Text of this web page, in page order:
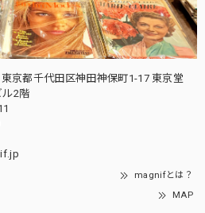
東京都千代田区神田神保町1-17 東京堂
ル2階
magnifとは？
MAP